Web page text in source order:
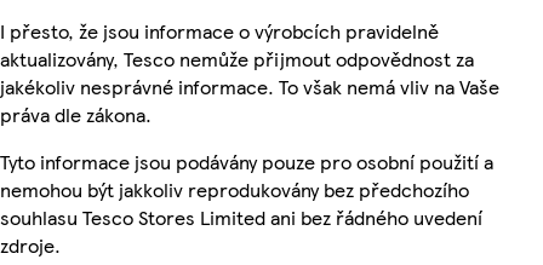
I přesto, že jsou informace o výrobcích pravidelně
aktualizovány, Tesco nemůže přijmout odpovědnost za
jakékoliv nesprávné informace. To však nemá vliv na Vaše
práva dle zákona.
Tyto informace jsou podávány pouze pro osobní použití a
nemohou být jakkoliv reprodukovány bez předchozího
souhlasu Tesco Stores Limited ani bez řádného uvedení
zdroje.